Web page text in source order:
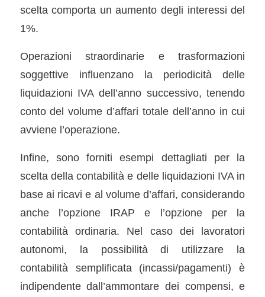
scelta comporta un aumento degli interessi del
1%.
Operazioni straordinarie e trasformazioni
soggettive influenzano la periodicità delle
liquidazioni IVA dell’anno successivo, tenendo
conto del volume d’affari totale dell’anno in cui
avviene l’operazione.
Infine, sono forniti esempi dettagliati per la
scelta della contabilità e delle liquidazioni IVA in
base ai ricavi e al volume d’affari, considerando
anche l’opzione IRAP e l’opzione per la
contabilità ordinaria. Nel caso dei lavoratori
autonomi, la possibilità di utilizzare la
contabilità semplificata (incassi/pagamenti) è
indipendente dall’ammontare dei compensi, e